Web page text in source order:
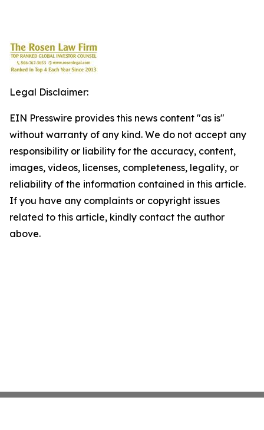
Legal Disclaimer:
EIN Presswire provides this news content "as is"
without warranty of any kind. We do not accept any
responsibility or liability for the accuracy, content,
images, videos, licenses, completeness, legality, or
reliability of the information contained in this article.
If you have any complaints or copyright issues
related to this article, kindly contact the author
above.